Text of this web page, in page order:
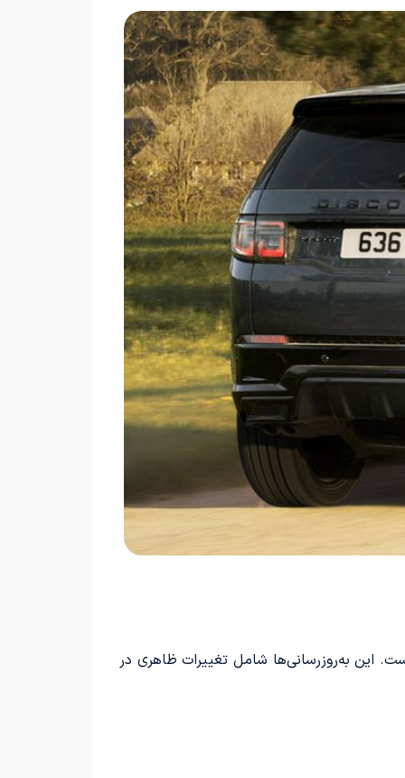
بوده است. این به‌روزرسانی‌ها شامل تغییرات ظاهری در